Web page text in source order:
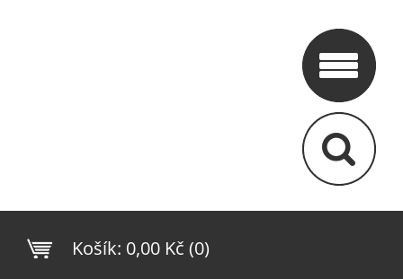
Košík: 0,00 Kč (0)